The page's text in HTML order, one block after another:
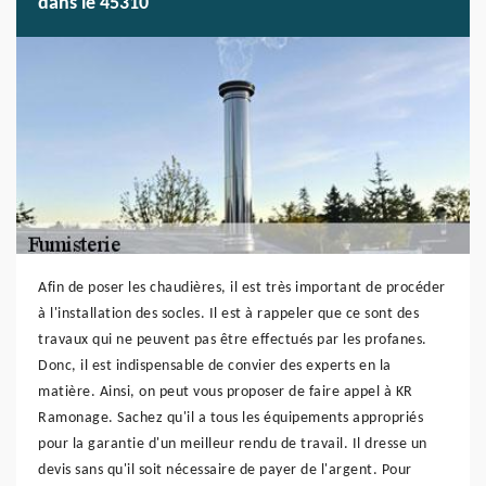
Afin de poser les chaudières, il est très important de procéder
à l'installation des socles. Il est à rappeler que ce sont des
travaux qui ne peuvent pas être effectués par les profanes.
Donc, il est indispensable de convier des experts en la
matière. Ainsi, on peut vous proposer de faire appel à KR
Ramonage. Sachez qu'il a tous les équipements appropriés
pour la garantie d'un meilleur rendu de travail. Il dresse un
devis sans qu'il soit nécessaire de payer de l'argent. Pour